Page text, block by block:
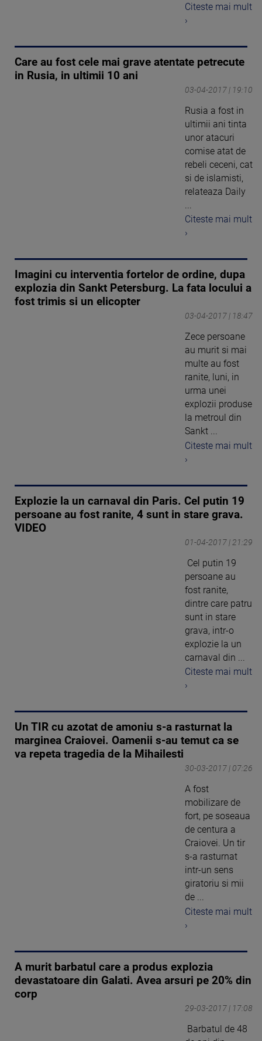
Citeste mai mult
›
Care au fost cele mai grave atentate petrecute
in Rusia, in ultimii 10 ani
03-04-2017 | 19:10
Rusia a fost in
ultimii ani tinta
unor atacuri
comise atat de
rebeli ceceni, cat
si de islamisti,
relateaza Daily
Citeste mai mult
›
Imagini cu interventia fortelor de ordine, dupa
explozia din Sankt Petersburg. La fata locului a
fost trimis si un elicopter
03-04-2017 | 18:47
Zece persoane
au murit si mai
multe au fost
ranite, luni, in
urma unei
explozii produse
la metroul din
Sankt ...
Citeste mai mult
›
Explozie la un carnaval din Paris. Cel putin 19
persoane au fost ranite, 4 sunt in stare grava.
VIDEO
01-04-2017 | 21:29
Cel putin 19
persoane au
fost ranite,
dintre care patru
sunt in stare
grava, intr-o
explozie la un
carnaval din ...
Citeste mai mult
›
Un TIR cu azotat de amoniu s-a rasturnat la
marginea Craiovei. Oamenii s-au temut ca se
va repeta tragedia de la Mihailesti
30-03-2017 | 07:26
A fost
mobilizare de
fort, pe soseaua
de centura a
Craiovei. Un tir
s-a rasturnat
intr-un sens
giratoriu si mii
de ...
Citeste mai mult
›
A murit barbatul care a produs explozia
devastatoare din Galati. Avea arsuri pe 20% din
corp
29-03-2017 | 17:08
Barbatul de 48